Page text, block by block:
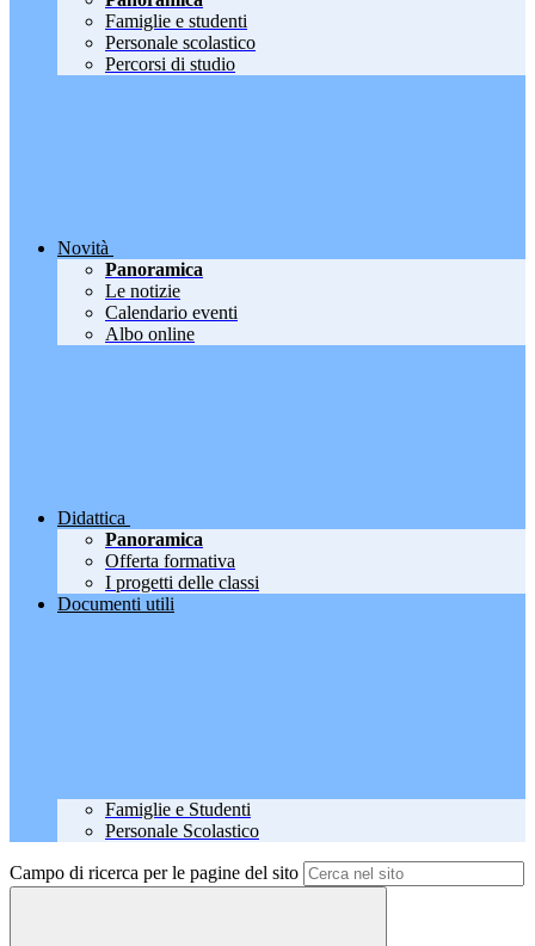
Famiglie e studenti
Personale scolastico
Percorsi di studio
Novità
Panoramica
Le notizie
Calendario eventi
Albo online
Didattica
Panoramica
Offerta formativa
I progetti delle classi
Documenti utili
Famiglie e Studenti
Personale Scolastico
Campo di ricerca per le pagine del sito